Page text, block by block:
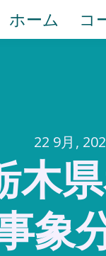
ホーム コ
22 9月,
県
象